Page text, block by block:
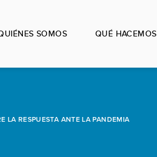
SOMOS QUÉ HACEMOS
LA RESPUESTA ANTE LA PANDEMIA